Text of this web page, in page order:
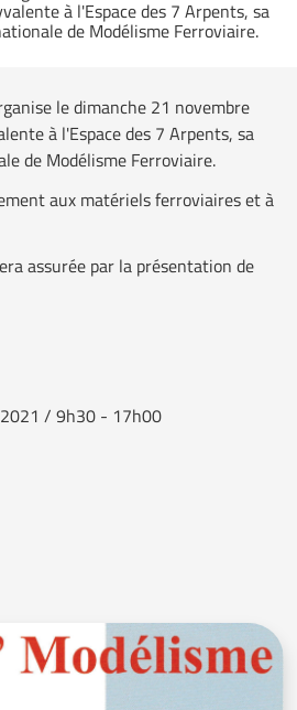
à l'Espace des 7 Arpents, sa
de Modélisme Ferroviaire.
le dimanche 21 novembre
à l'Espace des 7 Arpents, sa
de Modélisme Ferroviaire.
aux matériels ferroviaires et à
assurée par la présentation de
/ 9h30 - 17h00